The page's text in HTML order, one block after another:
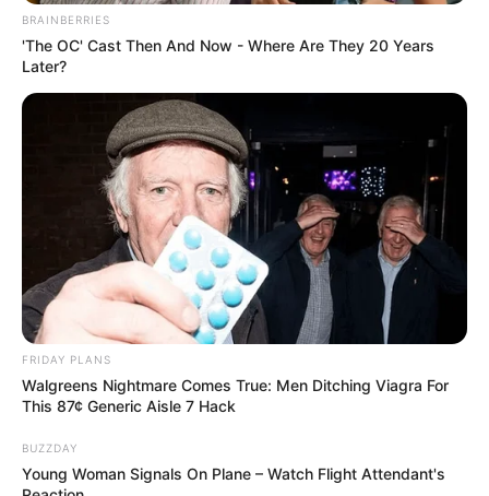
Pronostic et presse PMU du Tiercé Quinté
du jour pour le CRITERIUM DES 5 ANS ce 14
SEPTEMBRE 2024
BRAINBERRIES
'The OC' Cast Then And Now - Where Are They 20 Years
Later?
FRIDAY PLANS
Walgreens Nightmare Comes True: Men Ditching Viagra For
This 87¢ Generic Aisle 7 Hack
BUZZDAY
Young Woman Signals On Plane – Watch Flight Attendant's